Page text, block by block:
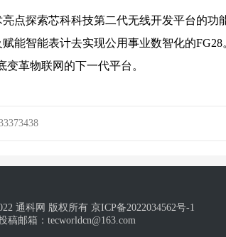
点探索芯科科技第二代无线开发平台的功
能智能表计去实现公用事业数智化的FG28
革物联网的下一代平台。
通科网 版权所有 京ICP备2022034562号-1
稿邮箱：tecworldcn@163.com